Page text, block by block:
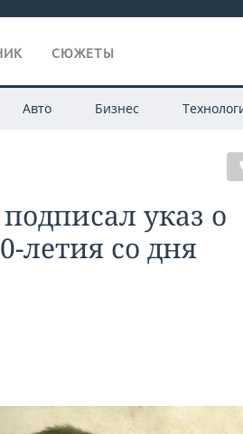
СЮЖЕТЫ
Авто Бизнес
указ о
летия со дня